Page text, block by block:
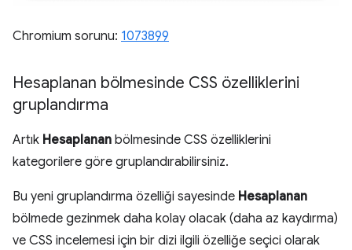
Chromium sorunu: 1073899
Hesaplanan bölmesinde CSS özelliklerini
gruplandırma
Artık Hesaplanan bölmesinde CSS özelliklerini
kategorilere göre gruplandırabilirsiniz.
Bu yeni gruplandırma özelliği sayesinde Hesaplanan
bölmede gezinmek daha kolay olacak (daha az kaydırma)
ve CSS incelemesi için bir dizi ilgili özelliğe seçici olarak